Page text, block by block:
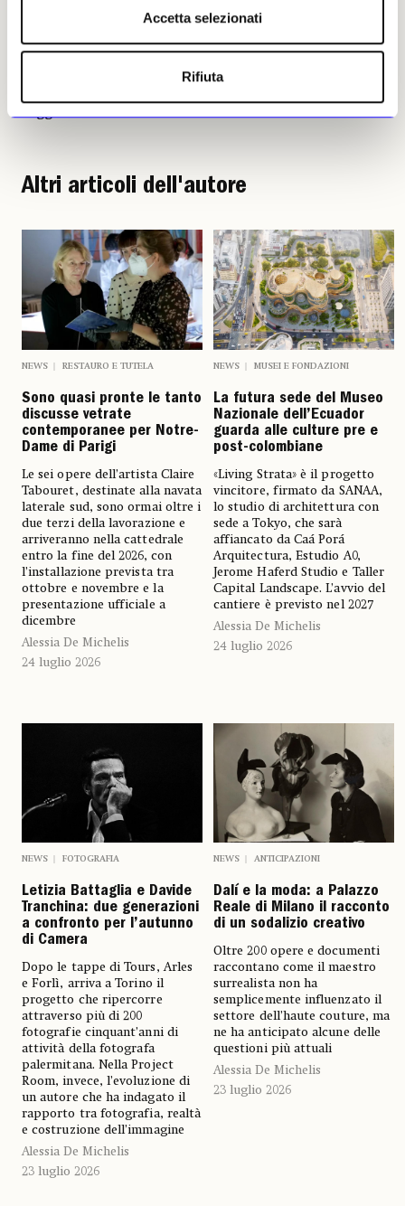
Accetta selezionati
Rifiuta
Altri articoli dell'autore
NEWS RESTAURO E TUTELA
Sono quasi pronte le tanto
discusse vetrate
contemporanee per Notre-
Dame di Parigi
Le sei opere dell’artista Claire
Tabouret, destinate alla navata
laterale sud, sono ormai oltre i
due terzi della lavorazione e
arriveranno nella cattedrale
entro la fine del 2026, con
l’installazione prevista tra
ottobre e novembre e la
presentazione ufficiale a
dicembre
Alessia De Michelis
24 luglio 2026
NEWS MUSEI E FONDAZIONI
La futura sede del Museo
Nazionale dell’Ecuador
guarda alle culture pre e
post-colombiane
«Living Strata» è il progetto
vincitore, firmato da SANAA,
lo studio di architettura con
sede a Tokyo, che sarà
affiancato da Caá Porá
Arquitectura, Estudio A0,
Jerome Haferd Studio e Taller
Capital Landscape. L’avvio del
cantiere è previsto nel 2027
Alessia De Michelis
24 luglio 2026
NEWS FOTOGRAFIA
Letizia Battaglia e Davide
Tranchina: due generazioni
a confronto per l’autunno
di Camera
Dopo le tappe di Tours, Arles
e Forlì, arriva a Torino il
progetto che ripercorre
attraverso più di 200
fotografie cinquant’anni di
attività della fotografa
palermitana. Nella Project
Room, invece, l’evoluzione di
un autore che ha indagato il
rapporto tra fotografia, realtà
e costruzione dell’immagine
Alessia De Michelis
23 luglio 2026
NEWS ANTICIPAZIONI
Dalí e la moda: a Palazzo
Reale di Milano il racconto
di un sodalizio creativo
Oltre 200 opere e documenti
raccontano come il maestro
surrealista non ha
semplicemente influenzato il
settore dell’haute couture, ma
ne ha anticipato alcune delle
questioni più attuali
Alessia De Michelis
23 luglio 2026